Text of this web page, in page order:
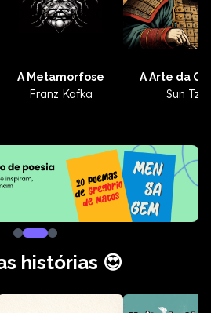
A Metamorfose
Franz Kafka
A Arte da
Sun Tzu
histórias 😍